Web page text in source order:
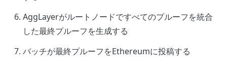
AggLayerがルートノードですべてのプルーフを統合
した最終プルーフを生成する
バッチが最終プルーフをEthereumに投稿する